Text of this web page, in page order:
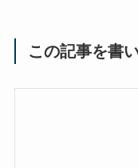
この記事を書